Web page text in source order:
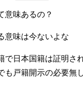
意味あるの？
意味は今ないよな
で日本国籍は証明さ
も戸籍開示の必要無し